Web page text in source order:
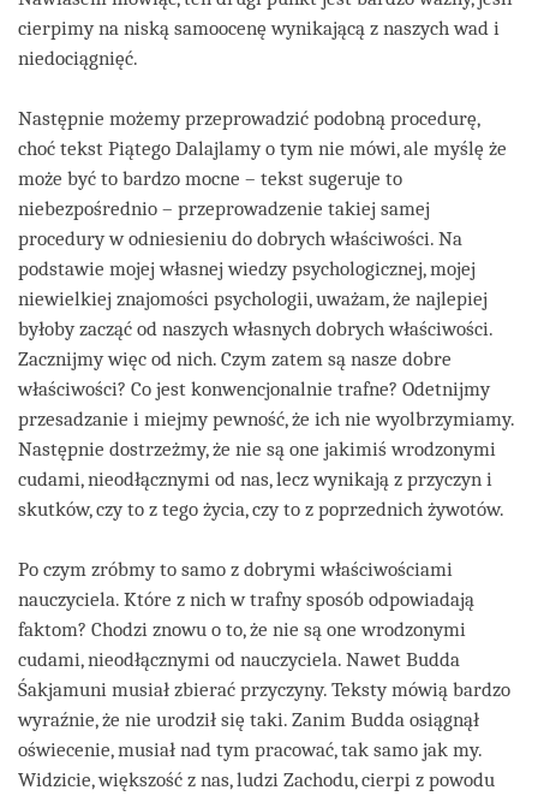
cierpimy na niską samoocenę wynikającą z naszych wad i
niedociągnięć.
Następnie możemy przeprowadzić podobną procedurę,
choć tekst Piątego Dalajlamy o tym nie mówi, ale myślę że
może być to bardzo mocne – tekst sugeruje to
niebezpośrednio – przeprowadzenie takiej samej
procedury w odniesieniu do dobrych właściwości. Na
podstawie mojej własnej wiedzy psychologicznej, mojej
niewielkiej znajomości psychologii, uważam, że najlepiej
byłoby zacząć od naszych własnych dobrych właściwości.
Zacznijmy więc od nich. Czym zatem są nasze dobre
właściwości? Co jest konwencjonalnie trafne? Odetnijmy
przesadzanie i miejmy pewność, że ich nie wyolbrzymiamy.
Następnie dostrzeżmy, że nie są one jakimiś wrodzonymi
cudami, nieodłącznymi od nas, lecz wynikają z przyczyn i
skutków, czy to z tego życia, czy to z poprzednich żywotów.
Po czym zróbmy to samo z dobrymi właściwościami
nauczyciela. Które z nich w trafny sposób odpowiadają
faktom? Chodzi znowu o to, że nie są one wrodzonymi
cudami, nieodłącznymi od nauczyciela. Nawet Budda
Śakjamuni musiał zbierać przyczyny. Teksty mówią bardzo
wyraźnie, że nie urodził się taki. Zanim Budda osiągnął
oświecenie, musiał nad tym pracować, tak samo jak my.
Widzicie, większość z nas, ludzi Zachodu, cierpi z powodu